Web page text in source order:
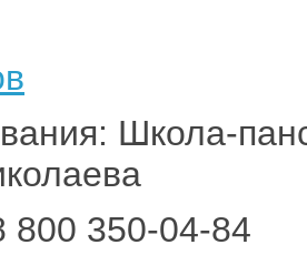
Школа-
350-04-84